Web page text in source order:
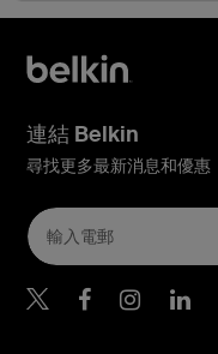
連結 Belkin
尋找更多最新消息和優惠
Belkin
Belkin